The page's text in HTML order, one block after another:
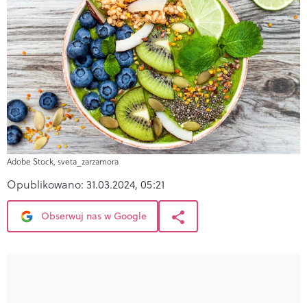
Adobe Stock, sveta_zarzamora
Opublikowano: 31.03.2024, 05:21
Obserwuj nas w Google